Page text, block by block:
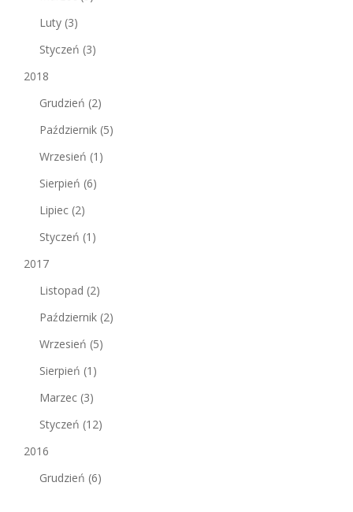
Luty (3)
Styczeń (3)
2018
Grudzień (2)
Październik (5)
Wrzesień (1)
Sierpień (6)
Lipiec (2)
Styczeń (1)
2017
Listopad (2)
Październik (2)
Wrzesień (5)
Sierpień (1)
Marzec (3)
Styczeń (12)
2016
Grudzień (6)